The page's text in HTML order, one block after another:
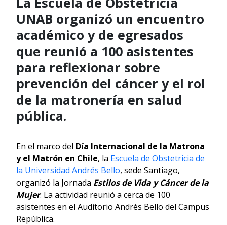
UNAB organizó un encuentro
académico y de egresados
que reunió a 100 asistentes
para reflexionar sobre
prevención del cáncer y el rol
de la matronería en salud
pública.
En el marco del Día Internacional de la Matrona
y el Matrón en Chile, la Escuela de Obstetricia de
la Universidad Andrés Bello, sede Santiago,
organizó la Jornada Estilos de Vida y Cáncer de la
Mujer. La actividad reunió a cerca de 100
asistentes en el Auditorio Andrés Bello del Campus
República.